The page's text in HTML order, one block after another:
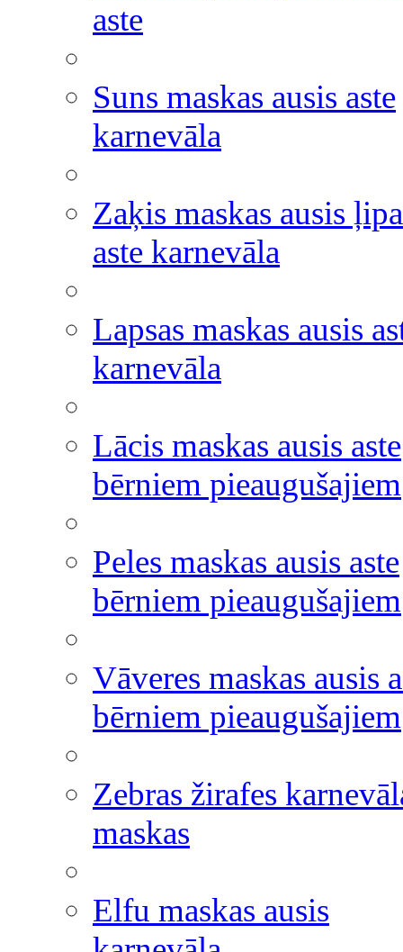
aste
Suns maskas ausis aste
karnevāla
Zaķis maskas ausis ļipa
aste karnevāla
Lapsas maskas ausis
karnevāla
Lācis maskas ausis aste
bērniem pieaugušajiem
Peles maskas ausis aste
bērniem pieaugušajiem
Vāveres maskas ausis
bērniem pieaugušajiem
Zebras žirafes
maskas
Elfu maskas ausis